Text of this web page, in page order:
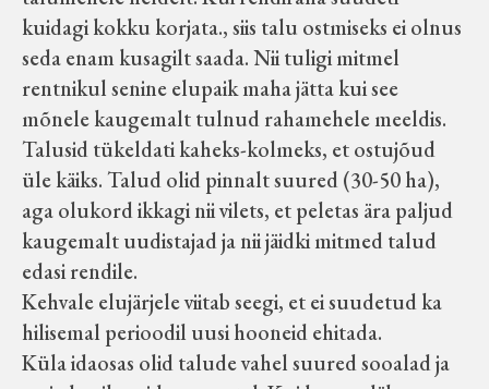
kuidagi kokku korjata., siis talu ostmiseks ei olnus
seda enam kusagilt saada. Nii tuligi mitmel
rentnikul senine elupaik maha jätta kui see
mõnele kaugemalt tulnud rahamehele meeldis.
Talusid tükeldati kaheks-kolmeks, et ostujõud
üle käiks. Talud olid pinnalt suured (30-50 ha),
aga olukord ikkagi nii vilets, et peletas ära paljud
kaugemalt uudistajad ja nii jäidki mitmed talud
edasi rendile.
Kehvale elujärjele viitab seegi, et ei suudetud ka
hilisemal perioodil uusi hooneid ehitada.
Küla idaosas olid talude vahel suured sooalad ja